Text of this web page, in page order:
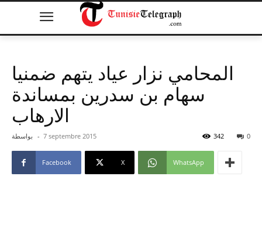
المحامي نزار عياد يتهم ضمنيا
سهام بن سدرين بمساندة
الارهاب
بواسطة - 7 septembre 2015 0
342
Facebook X WhatsApp